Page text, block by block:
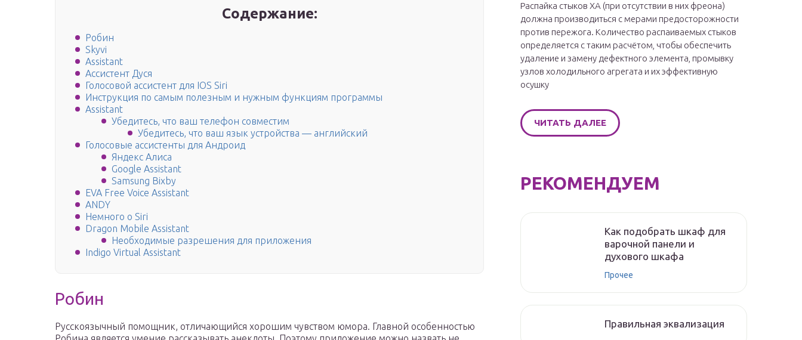
Содержание:
Робин
Skyvi
Assistant
Ассистент Дуся
Голосовой ассистент для IOS Siri
Инструкция по самым полезным и нужным функциям программы
Assistant
Убедитесь, что ваш телефон совместим
Убедитесь, что ваш язык устройства — английский
Голосовые ассистенты для Андроид
Яндекс Алиса
Google Assistant
Samsung Bixby
EVA Free Voice Assistant
ANDY
Немного о Siri
Dragon Mobile Assistant
Необходимые разрешения для приложения
Indigo Virtual Assistant
Робин
Русскоязычный помощник, отличающийся хорошим чувством юмора. Главной особенностью
Распайка стыков ХА (при отсутствии в них фреона)
должна производиться с мерами предосторожности
против пережога. Количество распаиваемых стыков
определяется с таким расчётом, чтобы обеспечить
удаление и замену дефектного элемента, промывку
узлов холодильного агрегата и их эффективную
осушку
ЧИТАТЬ ДАЛЕЕ
РЕКОМЕНДУЕМ
Как подобрать шкаф для
варочной панели и
духового шкафа
Прочее
Правильная эквализация